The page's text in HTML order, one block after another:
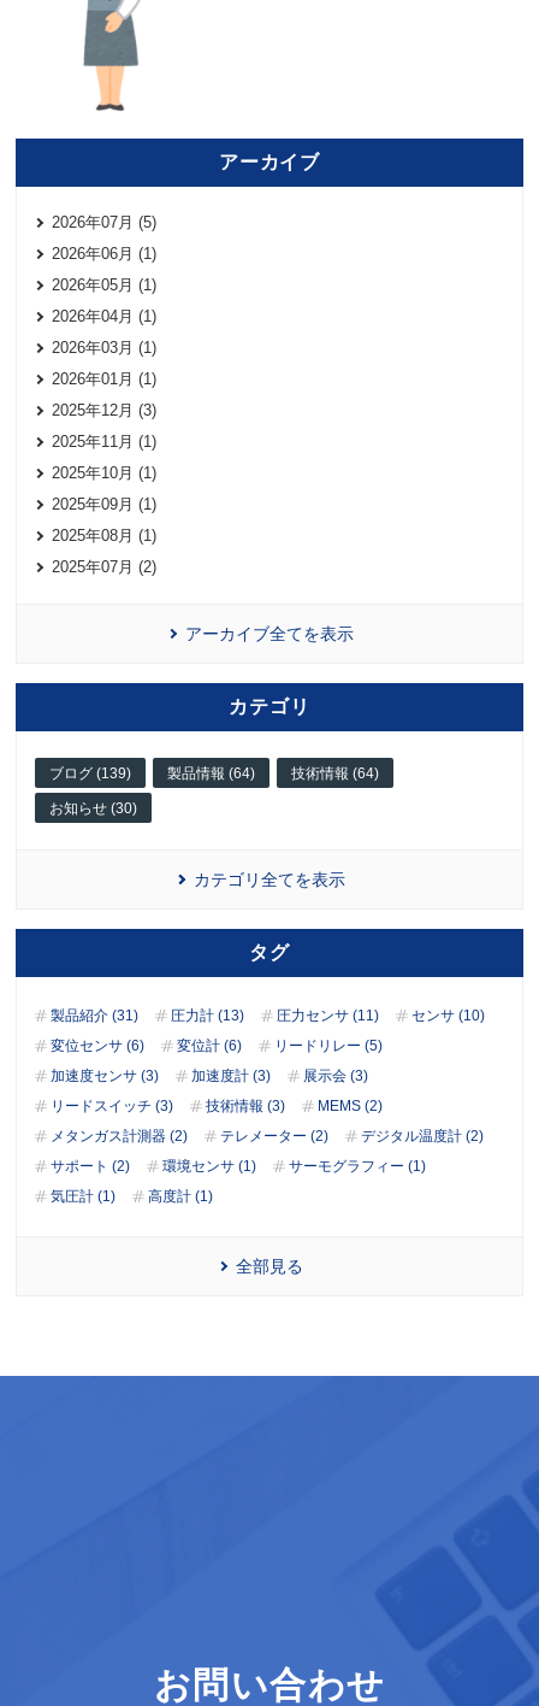
アーカイブ
2026年07月 (5)
2026年06月 (1)
2026年05月 (1)
2026年04月 (1)
2026年03月 (1)
2026年01月 (1)
2025年12月 (3)
2025年11月 (1)
2025年10月 (1)
2025年09月 (1)
2025年08月 (1)
2025年07月 (2)
アーカイブ全てを表示
カテゴリ
ブログ (139) 製品情報 (64) 技術情報 (64)
お知らせ (30)
カテゴリ全てを表示
タグ
製品紹介 (31) 圧力計 (13) 圧力センサ (11)
センサ (10)
変位センサ (6)
変位計 (6)
リードリレー (5)
加速度センサ (3)
加速度計 (3)
展示会 (3)
リードスイッチ (3)
技術情報 (3)
MEMS (2)
メタンガス計測器 (2)
テレメーター (2)
デジタル温度計 (2)
サポート (2)
環境センサ (1)
サーモグラフィー (1)
気圧計 (1)
高度計 (1)
全部見る
お問い合わせ